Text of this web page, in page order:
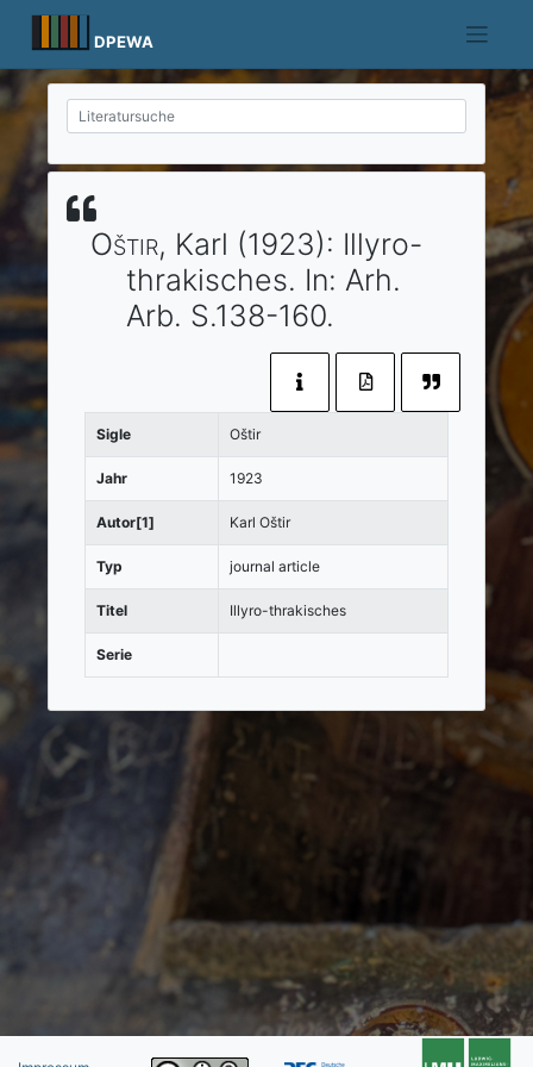
content
DPEWA
Oštir, Karl (1923): Illyro-
thrakisches. In: Arh.
Arb. S.138-160.
Sigle Oštir
Jahr 1923
Autor[1] Karl Oštir
Typ journal article
Titel Illyro-thrakisches
Serie